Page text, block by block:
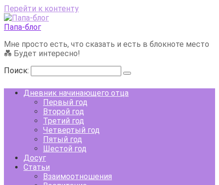
Перейти к контенту
Папа-блог
Мне просто есть, что сказать и есть в блокноте место
💑 Будет интересно!
Поиск:
Дневник начинающего отца
Первый год
Второй год
Третий год
Четвертый год
Пятый год
Шестой год
Досуг
Статьи
Взаимоотношения